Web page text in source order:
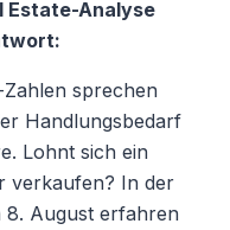
Estate-Analyse
sprechen
Handlungsbedarf
Lohnt sich ein
verkaufen? In der
8. August erfahren